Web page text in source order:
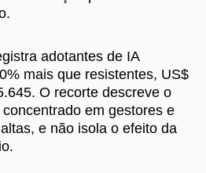
adotantes de IA
mais que resistentes, US$
O recorte descreve o
em gestores e
e não isola o efeito da